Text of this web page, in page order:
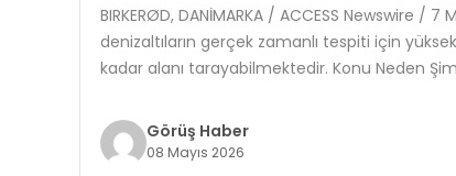
BIRKERØD, DANİMARKA / ACCESS Newswire
denizaltıların gerçek zamanlı tespiti için
kadar alanı tarayabilmektedir. Konu Neden
Görüş Haber
08 Mayıs 2026